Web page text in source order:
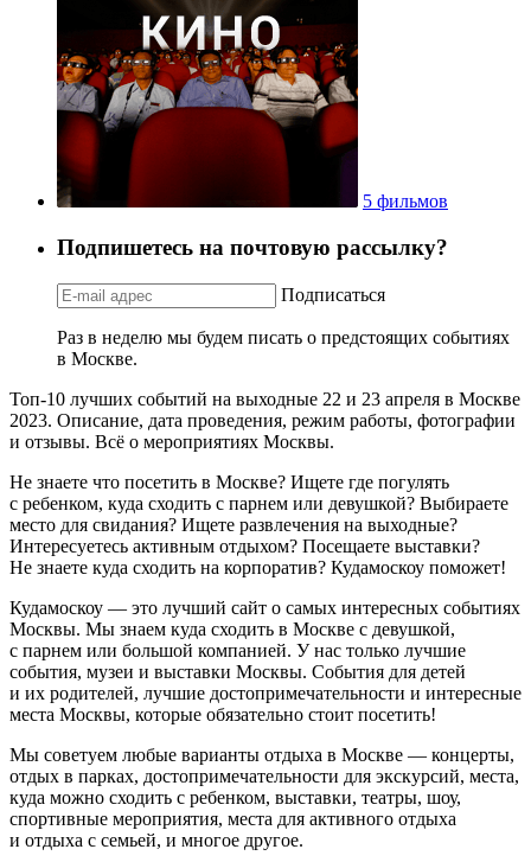
5 фильмов
Подпишетесь на почтовую рассылку?
Подписаться
Раз в неделю мы будем писать о предстоящих событиях
в Москве.
Топ-10 лучших событий на выходные 22 и 23 апреля в Москве
2023. Описание, дата проведения, режим работы, фотографии
и отзывы. Всё о мероприятиях Москвы.
Не знаете что посетить в Москве? Ищете где погулять
с ребенком, куда сходить с парнем или девушкой? Выбираете
место для свидания? Ищете развлечения на выходные?
Интересуетесь активным отдыхом? Посещаете выставки?
Не знаете куда сходить на корпоратив? Кудамоскоу поможет!
Кудамоскоу — это лучший сайт о самых интересных событиях
Москвы. Мы знаем куда сходить в Москве с девушкой,
с парнем или большой компанией. У нас только лучшие
события, музеи и выставки Москвы. События для детей
и их родителей, лучшие достопримечательности и интересные
места Москвы, которые обязательно стоит посетить!
Мы советуем любые варианты отдыха в Москве — концерты,
отдых в парках, достопримечательности для экскурсий, места,
куда можно сходить с ребенком, выставки, театры, шоу,
спортивные мероприятия, места для активного отдыха
и отдыха с семьей, и многое другое.